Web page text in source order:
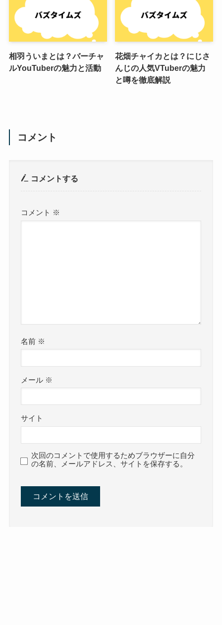
相羽ういまとは？バーチャ
ルYouTuberの魅力と活動
花畑チャイカとは？にじさ
んじの人気VTuberの魅力
と噂を徹底解説
コメント
コメントする
コメント ※
名前 ※
メール ※
サイト
次回のコメントで使用するためブラウザーに自分
の名前、メールアドレス、サイトを保存する。